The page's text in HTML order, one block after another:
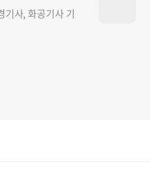
기사, 화공기사 기